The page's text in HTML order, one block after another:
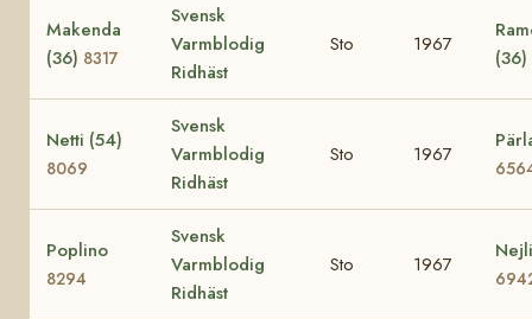
Makenda
(36) 8317
Svensk
Varmblodig
Ridhäst
Sto 1967
(36)
Netti (54)
8069
Svensk
Varmblodig
Ridhäst
Sto 1967
Poplino
8294
Svensk
Varmblodig
Ridhäst
Sto 1967